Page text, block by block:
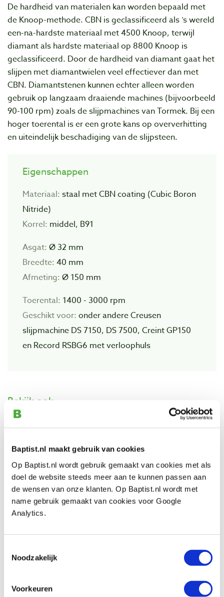
Baptist.nl maakt gebruik van cookies
Op Baptist.nl wordt gebruik gemaakt van cookies met als
doel de website steeds meer aan te kunnen passen aan
de wensen van onze klanten. Op Baptist.nl wordt met
name gebruik gemaakt van cookies voor Google
Analytics.
Noodzakelijk
Voorkeuren
De hardheid van materialen kan worden bepaald met
de Knoop-methode. CBN is geclassificeerd als ‘s wereld
een-na-hardste materiaal met 4500 Knoop, terwijl
diamant als hardste materiaal op 8800 Knoop is
geclassificeerd. Door de hardheid van diamant gaat het
slijpen met diamantwielen veel effectiever dan met
CBN. Diamantstenen kunnen echter alleen worden
gebruik op langzaam draaiende machines (bijvoorbeeld
90-100 rpm) zoals de slijpmachines van Tormek. Bij een
hoger toerental is er een grote kans op oververhitting
en uiteindelijk beschadiging van de slijpsteen.
Eigenschappen
Materiaal: staal met CBN coating (Cubic Boron
Nitride)
Korrel: middel, B91
Asgat: Ø 32 mm
Breedte: 40 mm
Afmeting: Ø 150 mm
Toerental: 1400 - 3000 rpm
Geschikt voor: onder andere Creusen
slijpmachine DS 7150, DS 7500, Creint GP150
en Record RSBG6 met verloophuls
Bekijk ook
Artikelnummer: 32874
€ 19,85 incl. btw
€ 16,40 excl. btw
Op voorraad
Vergelijken
Verloophuls 32 > 20 mm voor CBN wiel